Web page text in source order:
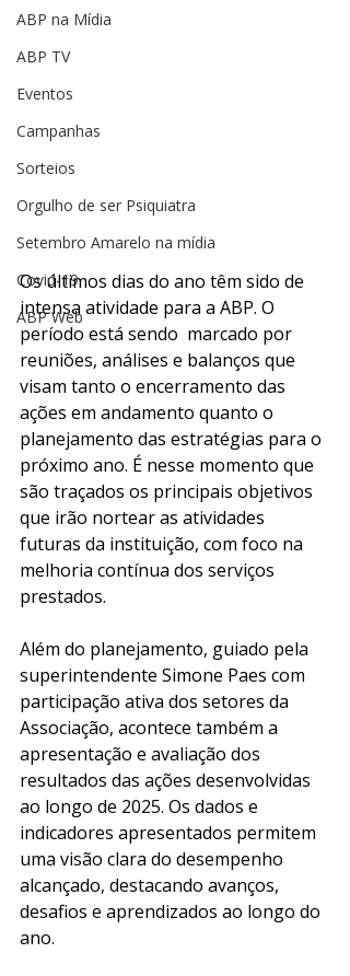
ABP na Mídia
ABP TV
Eventos
Campanhas
Sorteios
Orgulho de ser Psiquiatra
Setembro Amarelo na mídia
Covid-19
ABP Web
Os últimos dias do ano têm sido de
intensa atividade para a ABP. O
período está sendo  marcado por
reuniões, análises e balanços que
visam tanto o encerramento das
ações em andamento quanto o
planejamento das estratégias para o
próximo ano. É nesse momento que
são traçados os principais objetivos
que irão nortear as atividades
futuras da instituição, com foco na
melhoria contínua dos serviços
prestados.
Além do planejamento, guiado pela
superintendente Simone Paes com
participação ativa dos setores da
Associação, acontece também a
apresentação e avaliação dos
resultados das ações desenvolvidas
ao longo de 2025. Os dados e
indicadores apresentados permitem
uma visão clara do desempenho
alcançado, destacando avanços,
desafios e aprendizados ao longo do
ano.